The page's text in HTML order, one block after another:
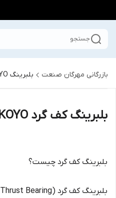
جستجو
بازرگانی مهرگان صنعت بلبرینگ KOYO
بلبرینگ کف گرد KOYO
بلبرینگ کف گرد چیست؟